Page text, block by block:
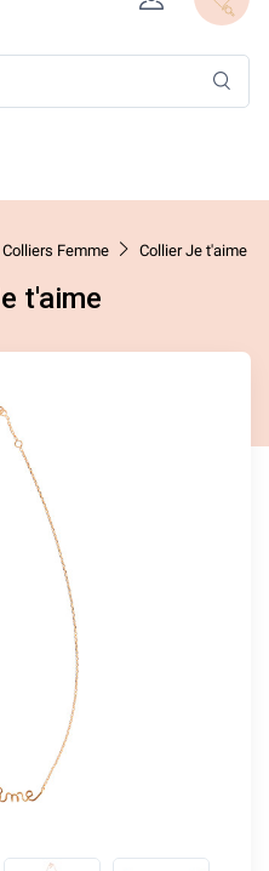
Colliers Femme Collier Je t'aime
t'aime